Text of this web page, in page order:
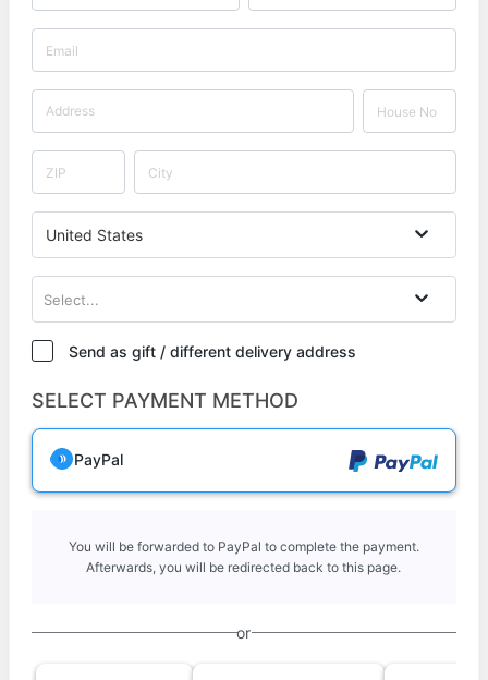
United States
Select...
Send as gift / different delivery address
SELECT PAYMENT METHOD
PayPal
You will be forwarded to PayPal to complete the payment.
Afterwards, you will be redirected back to this page.
or